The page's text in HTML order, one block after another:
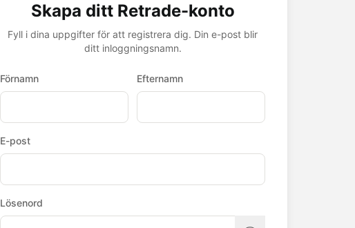
Skapa ditt Retrade-konto
Fyll i dina uppgifter för att registrera dig. Din e-post blir
ditt inloggningsnamn.
Förnamn Efternamn
E-post
Lösenord